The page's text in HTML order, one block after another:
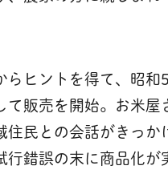
らヒントを得て、昭和
て販売を開始。お米屋
住民との会話がきっか
行錯誤の末に商品化が